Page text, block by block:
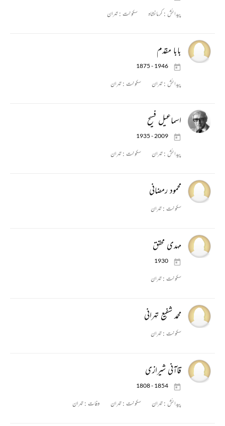
پیدائش :کرمانشاه سکونت :تہران
بابا مقدم
1875 - 1946
پیدائش :تہران سکونت :تہران
اسماعیل فسیح
1935 - 2009
پیدائش :تہران سکونت :تہران
محمود رمضانی
سکونت :تہران
مہدی محقق
1930
سکونت :تہران
محمد شفیع تہرانی
سکونت :تہران
قاآنی شیرازی
1808 - 1854
پیدائش :تہران سکونت :تہران وفات :تہران